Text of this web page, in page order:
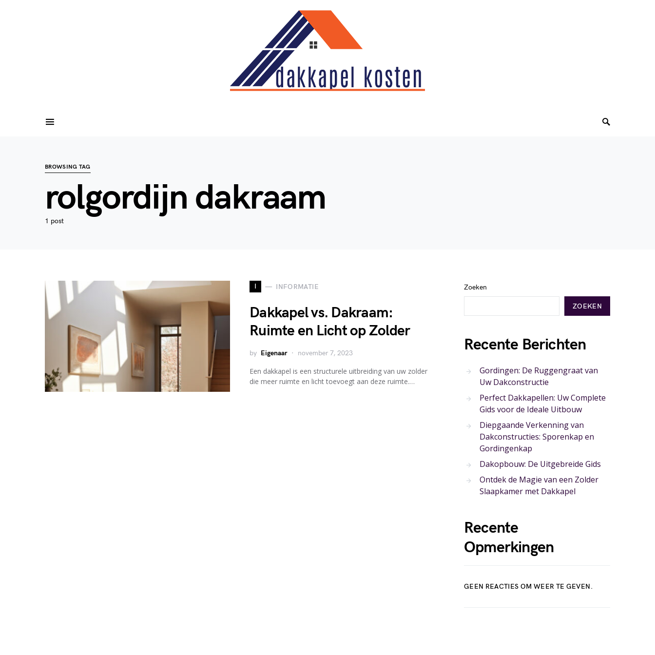
BROWSING TAG
rolgordijn dakraam
1 post
I INFORMATIE
Dakkapel vs. Dakraam:
Ruimte en Licht op Zolder
by Eigenaar november 7, 2023
Een dakkapel is een structurele uitbreiding van uw zolder
die meer ruimte en licht toevoegt aan deze ruimte.…
Zoeken
ZOEKEN
Recente Berichten
Gordingen: De Ruggengraat van
Uw Dakconstructie
Perfect Dakkapellen: Uw Complete
Gids voor de Ideale Uitbouw
Diepgaande Verkenning van
Dakconstructies: Sporenkap en
Gordingenkap
Dakopbouw: De Uitgebreide Gids
Ontdek de Magie van een Zolder
Slaapkamer met Dakkapel
Recente
Opmerkingen
GEEN REACTIES OM WEER TE GEVEN.